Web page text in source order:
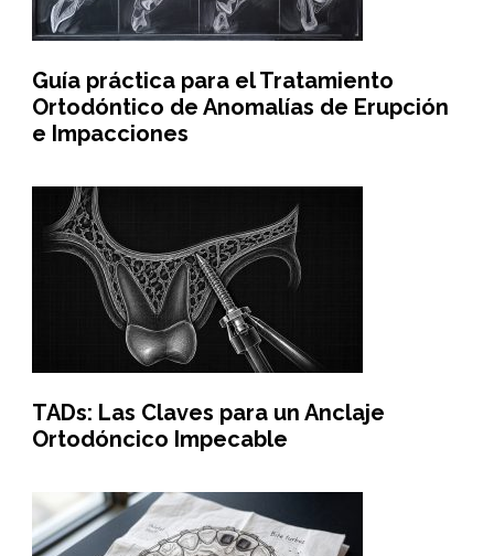
Guía práctica para el Tratamiento
Ortodóntico de Anomalías de Erupción
e Impacciones
TADs: Las Claves para un Anclaje
Ortodóncico Impecable